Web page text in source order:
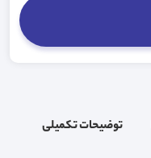
توضیحات تکمیلی